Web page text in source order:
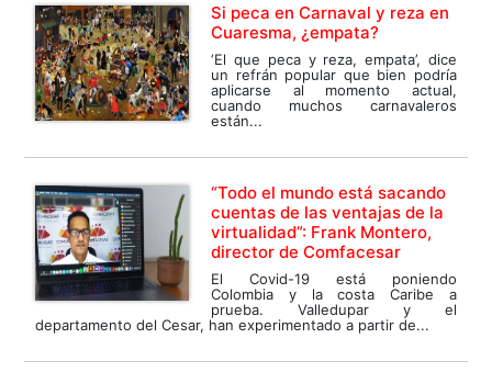
Si peca en Carnaval y reza en
Cuaresma, ¿empata?
‘El que peca y reza, empata’, dice
un refrán popular que bien podría
aplicarse al momento actual,
cuando muchos carnavaleros
están...
“Todo el mundo está sacando
cuentas de las ventajas de la
virtualidad”: Frank Montero,
director de Comfacesar
El Covid-19 está poniendo
Colombia y la costa Caribe a
prueba. Valledupar y el
departamento del Cesar, han experimentado a partir de...